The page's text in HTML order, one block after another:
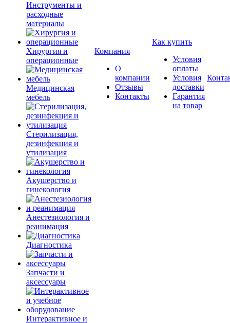
Инструменты и
расходные
материалы
Хирургия и
операционные
Медицинская
мебель
Стерилизация,
дезинфекция и
утилизация
Акушерство и
гинекология
Анестезиология и
реанимация
Диагностика
Запчасти и
аксессуары
Интерактивное и
Компания
О
компании
Отзывы
Контакты
Как купить
Условия
оплаты
Условия
доставки
Гарантия
на товар